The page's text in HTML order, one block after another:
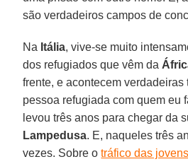
são verdadeiros campos de
Na Itália, vive-se muito
dos refugiados que vêm da
frente, e acontecem verdadeiras
pessoa refugiada com quem eu
levou três anos para chegar da
Lampedusa. E, naqueles três
vezes. Sobre otráfico das jovens